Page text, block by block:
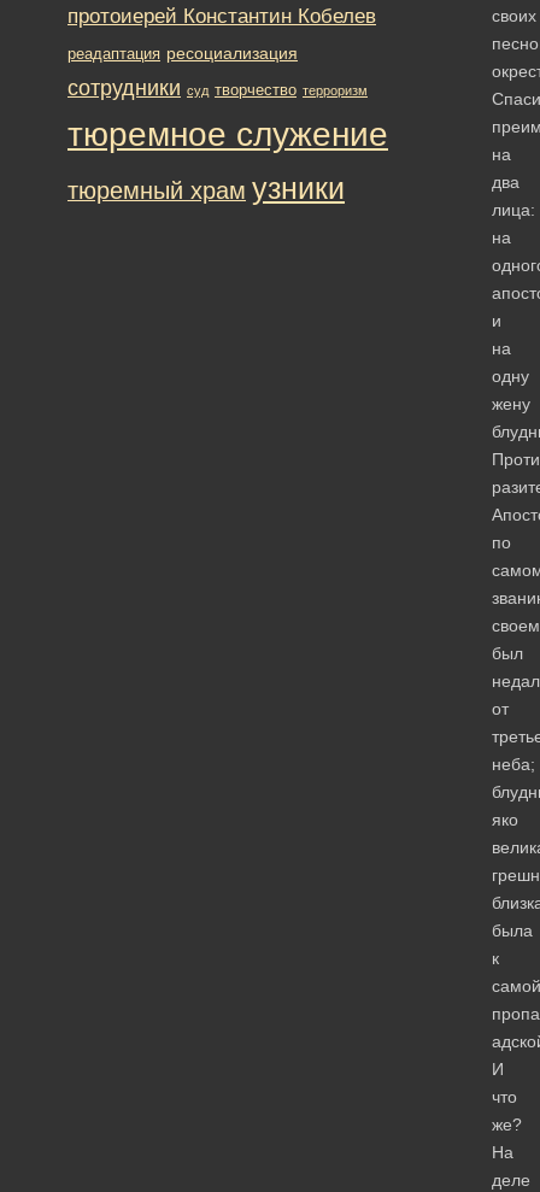
своих
на
два
лица:
на
и
на
одну
жену
по
был
от
неба;
яко
была
к
самой
И
что
же?
На
деле
протоиерей Константин Кобелев
реадаптация ресоциализация
сотрудники суд творчество терроризм
тюремное служение
тюремный храм узники